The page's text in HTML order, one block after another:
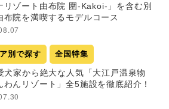
リゾート由布院 圍-Kakoi-」を含む別
布院を満喫するモデルコース
別で探す 全国特集
犬家から絶大な人気「大江戸温泉物
わんリゾート」全5施設を徹底紹介！